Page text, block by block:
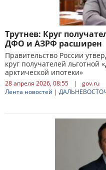
Трутнев: Круг
ДФО и АЗРФ расширен
Правительство России
круг получателей льготной
арктической ипотеки»
28 апреля 2026, 08:55 |
gov.ru
Лента новостей |